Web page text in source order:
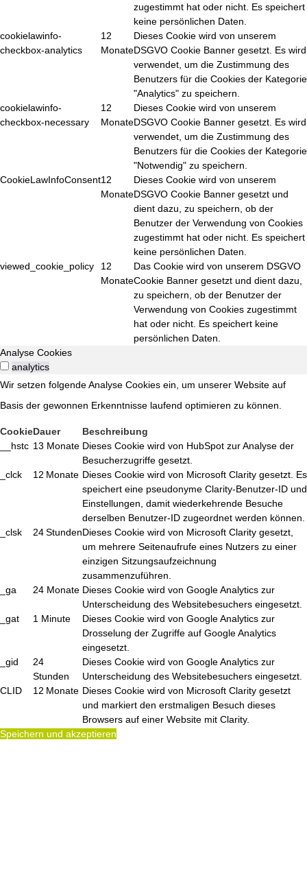
zugestimmt hat oder nicht. Es speichert
keine persönlichen Daten.
cookielawinfo-
checkbox-analytics
12
Monate
Dieses Cookie wird von unserem
DSGVO Cookie Banner gesetzt. Es wird
verwendet, um die Zustimmung des
Benutzers für die Cookies der Kategorie
"Analytics" zu speichern.
cookielawinfo-
checkbox-necessary
12
Monate
Dieses Cookie wird von unserem
DSGVO Cookie Banner gesetzt. Es wird
verwendet, um die Zustimmung des
Benutzers für die Cookies der Kategorie
"Notwendig" zu speichern.
CookieLawInfoConsent12
Monate
Dieses Cookie wird von unserem
DSGVO Cookie Banner gesetzt und
dient dazu, zu speichern, ob der
Benutzer der Verwendung von Cookies
zugestimmt hat oder nicht. Es speichert
keine persönlichen Daten.
viewed_cookie_policy
12
Monate
Das Cookie wird von unserem DSGVO
Cookie Banner gesetzt und dient dazu,
zu speichern, ob der Benutzer der
Verwendung von Cookies zugestimmt
hat oder nicht. Es speichert keine
persönlichen Daten.
Analyse Cookies
analytics
Wir setzen folgende Analyse Cookies ein, um unserer Website auf
Basis der gewonnen Erkenntnisse laufend optimieren zu können.
CookieDauer
Beschreibung
__hstc 13 Monate Dieses Cookie wird von HubSpot zur Analyse der
Besucherzugriffe gesetzt.
_clck
12 Monate Dieses Cookie wird von Microsoft Clarity gesetzt. Es
speichert eine pseudonyme Clarity-Benutzer-ID und
Einstellungen, damit wiederkehrende Besuche
derselben Benutzer-ID zugeordnet werden können.
_clsk
24 StundenDieses Cookie wird von Microsoft Clarity gesetzt,
um mehrere Seitenaufrufe eines Nutzers zu einer
einzigen Sitzungsaufzeichnung
zusammenzuführen.
_ga
24 Monate Dieses Cookie wird von Google Analytics zur
Unterscheidung des Websitebesuchers eingesetzt.
_gat
1 Minute
Dieses Cookie wird von Google Analytics zur
Drosselung der Zugriffe auf Google Analytics
eingesetzt.
_gid
24
Stunden
Dieses Cookie wird von Google Analytics zur
Unterscheidung des Websitebesuchers eingesetzt.
CLID
12 Monate Dieses Cookie wird von Microsoft Clarity gesetzt
und markiert den erstmaligen Besuch dieses
Browsers auf einer Website mit Clarity.
Speichern und akzeptieren